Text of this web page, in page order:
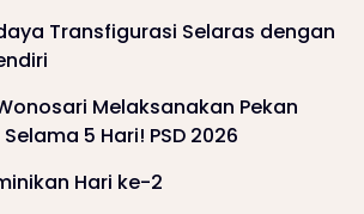
Transfigurasi Selaras dengan
Melaksanakan Pekan
5 Hari! PSD 2026
Hari ke-2